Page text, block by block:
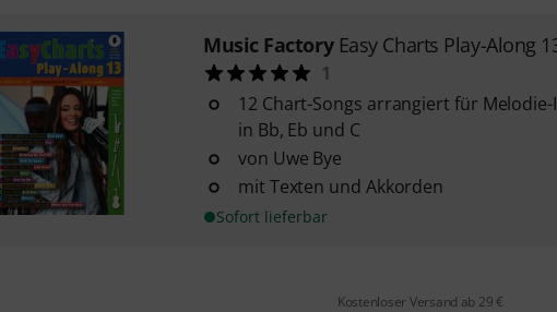
Music Factory Easy Charts Play-Along
1
12 Chart-Songs arrangiert für
in Bb, Eb und C
von Uwe Bye
mit Texten und Akkorden
Sofort lieferbar
Kostenloser Versand ab 29 €